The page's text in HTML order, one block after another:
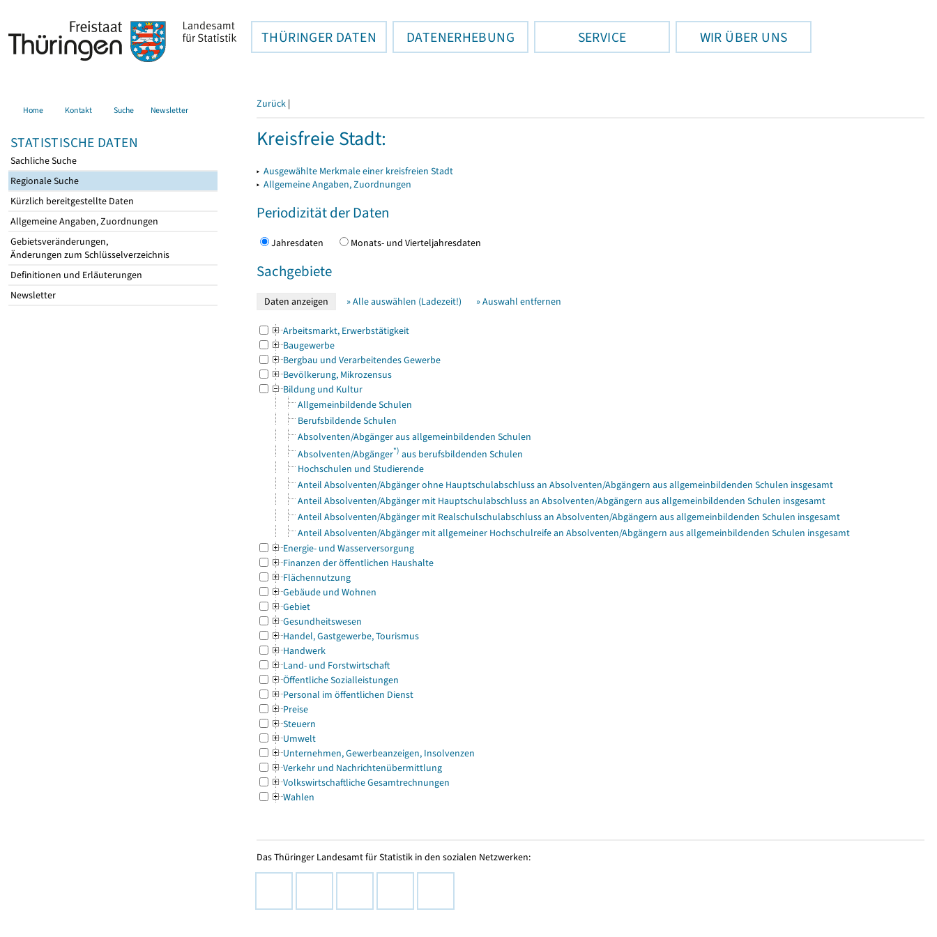
THÜRINGER DATEN DATENERHEBUNG SERVICE WIR ÜBER UNS
Home Kontakt Suche Newsletter
STATISTISCHE DATEN
Sachliche Suche
Regionale Suche
Kürzlich bereitgestellte Daten
Allgemeine Angaben, Zuordnungen
Gebietsveränderungen,
Änderungen zum Schlüsselverzeichnis
Definitionen und Erläuterungen
Newsletter
Zurück |
Kreisfreie Stadt:
▸ Ausgewählte Merkmale einer kreisfreien Stadt
▸ Allgemeine Angaben, Zuordnungen
Periodizität der Daten
Jahresdaten Monats- und Vierteljahresdaten
Sachgebiete
» Alle auswählen (Ladezeit!) » Auswahl entfernen
Arbeitsmarkt, Erwerbstätigkeit
Baugewerbe
Bergbau und Verarbeitendes Gewerbe
Bevölkerung, Mikrozensus
Bildung und Kultur
Allgemeinbildende Schulen
Berufsbildende Schulen
Absolventen/Abgänger aus allgemeinbildenden Schulen
Absolventen/Abgänger*) aus berufsbildenden Schulen
Hochschulen und Studierende
Anteil Absolventen/Abgänger ohne Hauptschulabschluss an Absolventen/Abgängern aus allgemeinbildenden Schulen insgesamt
Anteil Absolventen/Abgänger mit Hauptschulabschluss an Absolventen/Abgängern aus allgemeinbildenden Schulen insgesamt
Anteil Absolventen/Abgänger mit Realschulschulabschluss an Absolventen/Abgängern aus allgemeinbildenden Schulen insgesamt
Anteil Absolventen/Abgänger mit allgemeiner Hochschulreife an Absolventen/Abgängern aus allgemeinbildenden Schulen insgesamt
Energie- und Wasserversorgung
Finanzen der öffentlichen Haushalte
Flächennutzung
Gebäude und Wohnen
Gebiet
Gesundheitswesen
Handel, Gastgewerbe, Tourismus
Handwerk
Land- und Forstwirtschaft
Öffentliche Sozialleistungen
Personal im öffentlichen Dienst
Preise
Steuern
Umwelt
Unternehmen, Gewerbeanzeigen, Insolvenzen
Verkehr und Nachrichtenübermittlung
Volkswirtschaftliche Gesamtrechnungen
Wahlen
Das Thüringer Landesamt für Statistik in den sozialen Netzwerken: